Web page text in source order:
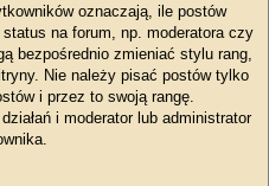
oznaczają, ile postów
na forum, np. moderatora czy
bezpośrednio zmieniać stylu rang,
Nie należy pisać postów tylko
i przez to swoją rangę.
i moderator lub administrator